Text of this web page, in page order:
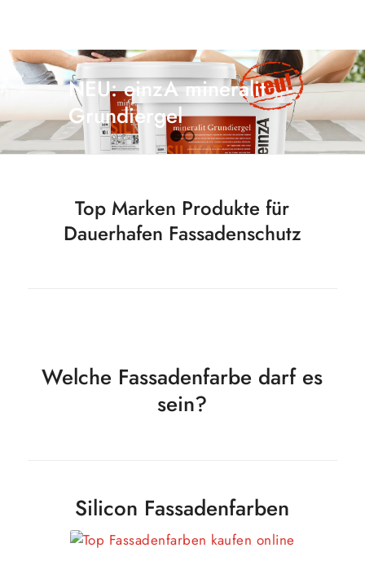
Weiter
1
NEU: einzA mineralit
Grundiergel
Top Marken Produkte für
Dauerhafen Fassadenschutz
Welche Fassadenfarbe darf es
sein?
Silicon Fassadenfarben